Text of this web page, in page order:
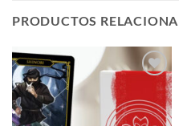
PRODUCTOS
Añadir
a la
lista de
deseos